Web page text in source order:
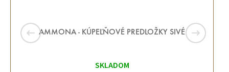
AMMONA - KÚPEĽŇOVÉ PREDLOŽKY SIVÉ
SKLADOM